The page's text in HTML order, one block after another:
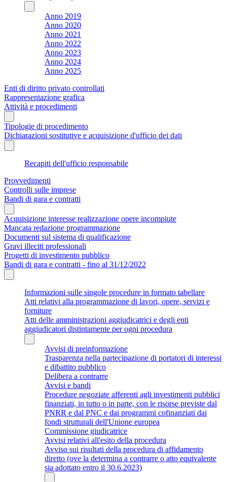
Anno 2019
Anno 2020
Anno 2021
Anno 2022
Anno 2023
Anno 2024
Anno 2025
Enti di diritto privato controllati
Rappresentazione grafica
Attività e procedimenti
Tipologie di procedimento
Dichiarazioni sostitutive e acquisizione d'ufficio dei dati
Recapiti dell'ufficio responsabile
Provvedimenti
Controlli sulle imprese
Bandi di gara e contratti
Acquisizione interesse realizzazione opere incompiute
Mancata redazione programmazione
Documenti sul sistema di qualificazione
Gravi illeciti professionali
Progetti di investimento pubblico
Bandi di gara e contratti - fino al 31/12/2022
Informazioni sulle singole procedure in formato tabellare
Atti relativi alla programmazione di lavori, opere, servizi e
forniture
Atti delle amministrazioni aggiudicatrici e degli enti
aggiudicatori distintamente per ogni procedura
Avvisi di preinformazione
Trasparenza nella partecipazione di portatori di interessi
e dibattito pubblico
Delibera a contrarre
Avvisi e bandi
Procedure negoziate afferenti agli investimenti pubblici
finanziati, in tutto o in parte, con le risorse previste dal
PNRR e dal PNC e dai programmi cofinanziati dai
fondi strutturali dell'Unione europea
Commissione giudicatrice
Avvisi relativi all'esito della procedura
Avviso sui risultati della procedura di affidamento
diretto (ove la determina a contrarre o atto equivalente
sia adottato entro il 30.6.2023)